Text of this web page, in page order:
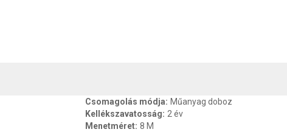
Csomagolás módja: Műanyag doboz
Kellékszavatosság: 2 év
Menetméret: 8 M